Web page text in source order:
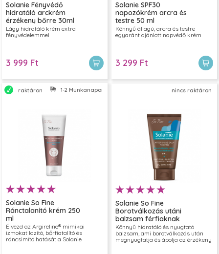
Solanie Fényvédő
hidratáló arckrém
érzékeny bőrre 30ml
Lágy hidratáló krém extra
fényvédelemmel
3 999 Ft
Solanie SPF30
napozókrém arcra és
testre 50 ml
Könnyű állagú, arcra és testre
egyaránt ajánlott napvédő krém
3 299 Ft
raktáron 1-2 Munkanapon belül szállítjuk
Solanie So Fine
Ránctalanító krém 250
ml
Élvezd az Argireline® mimikai
izmokat lazító, bőrfiatalító és
ráncsimító hatását a Solanie
nincs raktáron
Solanie So Fine
Borotválkozás utáni
balzsam férfiaknak
50ml
Könnyű hidratáló és nyugtató
balzsam, ami borotválkozás után
megnyugtatja és ápolja az érzékeny